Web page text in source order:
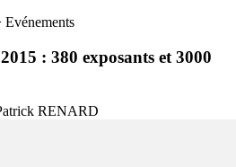
Evénements
: 380 exposants et 3000
RENARD